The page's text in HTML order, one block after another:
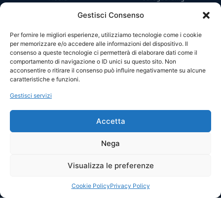
Gestisci Consenso
Per fornire le migliori esperienze, utilizziamo tecnologie come i cookie
per memorizzare e/o accedere alle informazioni del dispositivo. Il
consenso a queste tecnologie ci permetterà di elaborare dati come il
comportamento di navigazione o ID unici su questo sito. Non
acconsentire o ritirare il consenso può influire negativamente su alcune
caratteristiche e funzioni.
Gestisci servizi
Accetta
Nega
Visualizza le preferenze
Cookie PolicyPrivacy Policy
Sponsor
Accrediti
Codice di Condotta
Privacy Policy
Cookie Policy
Piazza Vittorio Emanuele, 38 – 70021 Acquaviva delle Fonti (BA)
asdatleticoacquaviva@legalmail.it– Cell.:+39 342 0802245
Comitato Olimpico Nazionale Italiano N° 165446 del